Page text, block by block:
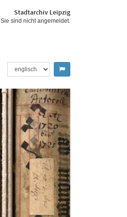
Stadtarchiv Leipzig
Sie sind nicht angemeldet.